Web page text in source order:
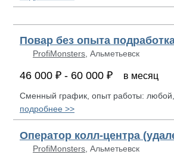
Повар без опыта
ProfiMonsters , Альметьевск
46 000 ₽ - 60 000 ₽ в месяц
Сменный график, опыт работы:
подробнее >>
Оператор колл-центра
ProfiMonsters , Альметьевск